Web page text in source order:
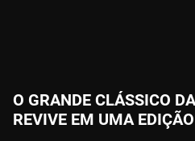
O GRANDE CLÁSSICO
REVIVE EM UMA